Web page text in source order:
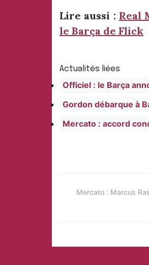
Lire aussi : Real
le Barça de Flick
Actualités liées
Officiel : le Barça
Gordon débarque à
Mercato : accord
Mercato : Marcus